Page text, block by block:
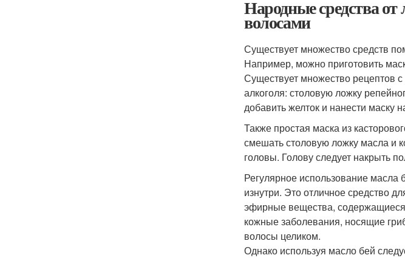
Народные средства
волосами
Существует множество средств
Например, можно приготовить
Существует множество рецептов
алкоголя: столовую ложку
добавить желток и нанести маску
Также простая маска из
смешать столовую ложку масла и
головы. Голову следует накрыть
Регулярное использование масла
изнутри. Это отличное средство
эфирные вещества,
кожные заболевания, носящие
волосы целиком.
Однако используя масло бей